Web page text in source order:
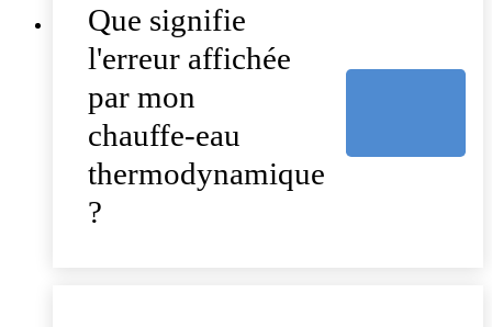
Que signifie
l'erreur affichée
par mon
chauffe-eau
thermodynamique
?